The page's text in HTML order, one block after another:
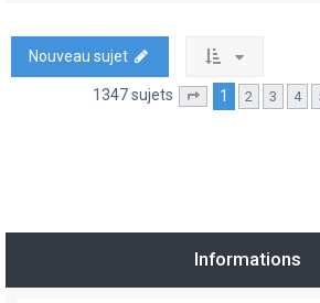
Nouveau sujet
1347 sujets Page sur54
1 2 3 4
Informations